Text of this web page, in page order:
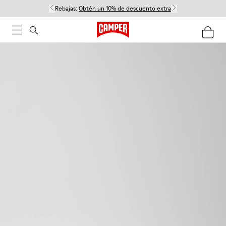
Rebajas: Obtén un 10% de descuento extra